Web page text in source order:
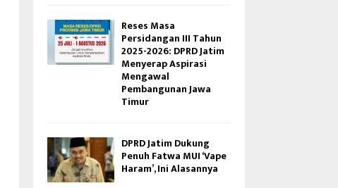
Reses Masa
Persidangan III Tahun
2025-2026: DPRD Jatim
Menyerap Aspirasi
Mengawal
Pembangunan Jawa
Timur
DPRD Jatim Dukung
Penuh Fatwa MUI ‘Vape
Haram’, Ini Alasannya